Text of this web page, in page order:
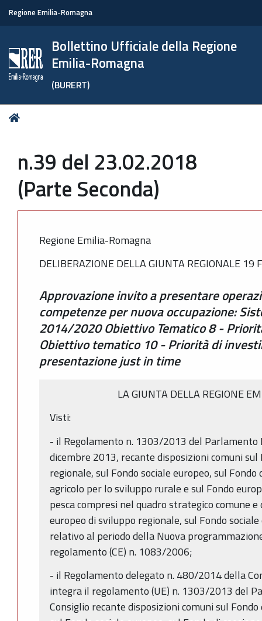
Regione Emilia-Romagna
Bollettino Ufficiale della Regione
Emilia-Romagna
(BURERT)
Tu
n.39 del 23.02.2018
(Parte Seconda)
Regione Emilia-Romagna
DELIBERAZIONE DELLA GIUNTA REGIONALE 19
Approvazione invito a presentare
competenze per nuova occupazione:
2014/2020 Obiettivo Tematico 8 -
Obiettivo tematico 10 - Priorità di
presentazione just in time
LA GIUNTA DELLA REGIONE
Visti:
- il Regolamento n. 1303/2013 del Parlamento
dicembre 2013, recante disposizioni comuni
regionale, sul Fondo sociale europeo, sul Fondo
agricolo per lo sviluppo rurale e sul Fondo
pesca compresi nel quadro strategico comune
europeo di sviluppo regionale, sul Fondo
relativo al periodo della Nuova
regolamento (CE) n. 1083/2006;
- il Regolamento delegato n. 480/2014 della
integra il regolamento (UE) n. 1303/2013 del
Consiglio recante disposizioni comuni sul